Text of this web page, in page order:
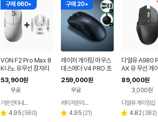
구매 660+
VGN F2 Pro Max 8
K나노 유무선 잠자리
게이밍 마우스 화이트
53,900원
무료
페이
가온인터내셔날
별 4.95 리
(580)
구매 20+
레이저 게이밍 마우스
데스에더 V4 PRO 초
경량 FPS 프로 무선 마
우스
259,000원
무료
레이저온라인스토어
별 4.95 리
(21)
다얼유 A980
AX 유 무선 게
우스 4K 8K
89,000원
3,000원
다얼유 게이밍샵
별 4.82 리
(382)